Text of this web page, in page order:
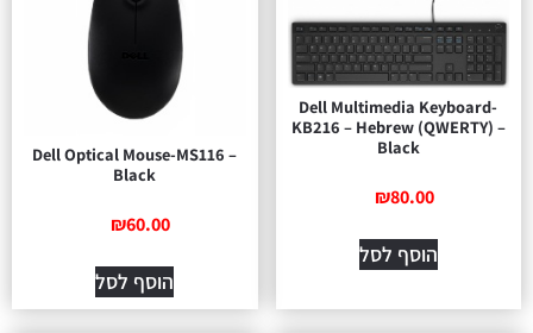
Dell Multimedia Keyboard-
KB216 – Hebrew (QWERTY) –
Black
₪80.00
הוסף לסל
Dell Optical Mouse-MS116 –
Black
₪60.00
הוסף לסל